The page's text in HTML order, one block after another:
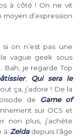
à côté ! On ne vit
moyen d’expression
on n’est pas une
vague geek sous
Bah, je regarde Top
, Qui sera le
ça, j’adore ! De la
de Game of
sur OCS et
non plus, j’achète
à Zeldadepuis l’âge